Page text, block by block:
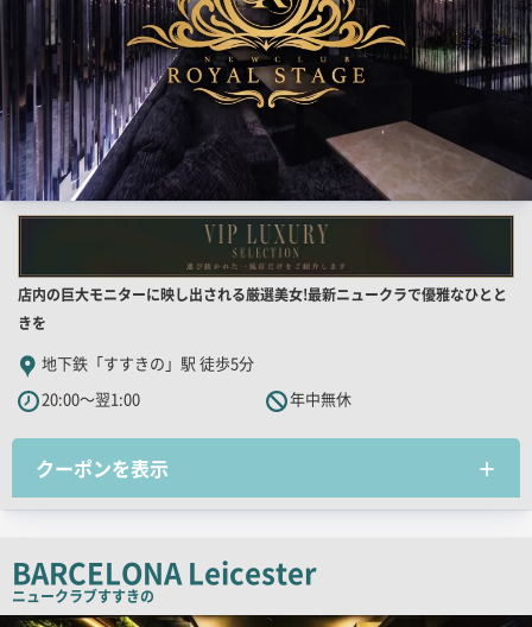
店
舗
PR
キ
ャ
ッ
コ
店内の巨大モニターに映し出される厳選美女!最新ニュークラで優雅なひとと
きを
地下鉄「すすきの」駅 徒歩5分
20:00～翌1:00
年中無休
クーポンを表示
BARCELONA Leicester
ニュークラブすすきの